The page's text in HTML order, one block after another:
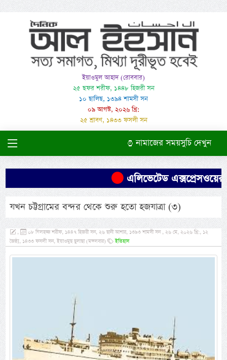
ইয়াওমুল আহাদ (রোববার)
২৫ ছফর শরীফ, ১৪৪৮ হিজরী সন
১০ ছালিছ, ১৩৯৪ শামসী সন
০৯ আগস্ট, ২০২৬ খ্রি:
২৫ শ্রাবণ, ১৪৩৩ ফসলী সন
নামাজের সময়সুচি দেখুন
এলিভেটেড এক্সপ্রেসওয়ের
যখন চট্টগ্রামের বন্দর থেকে শুরু হতো হজযাত্রা (৩)
,
০৮ যিলহজ্জ শরীফ, ১৪৪৭ হিজরী সন, ২৬ ছানী আশার, ১৩৯৩ শামসী সন , ২৬ মে, ২০২৬ খ্রি:, ১২
জৈষ্ঠ্য, ১৪৩৩ ফসলী সন, ইয়াওমুছ ছুলাছা (মঙ্গলবার)
ইতিহাস